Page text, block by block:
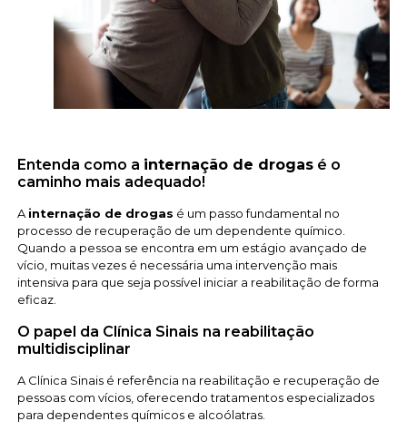
Entenda como a internação de drogas é o
caminho mais adequado!
A internação de drogas é um passo fundamental no
processo de recuperação de um dependente químico.
Quando a pessoa se encontra em um estágio avançado de
vício, muitas vezes é necessária uma intervenção mais
intensiva para que seja possível iniciar a reabilitação de forma
eficaz.
O papel da Clínica Sinais na reabilitação
multidisciplinar
A Clínica Sinais é referência na reabilitação e recuperação de
pessoas com vícios, oferecendo tratamentos especializados
para dependentes químicos e alcoólatras.